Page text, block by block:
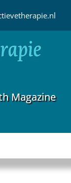
Magazine